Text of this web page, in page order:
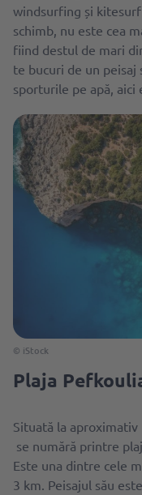
windsurfing și
schimb, nu este cea
fiind destul de mari
te bucuri de un peisaj
sporturile pe apă,
© iStock
Plaja
Situată la aproximativ
se numără printre
Este una dintre cele
3 km. Peisajul său